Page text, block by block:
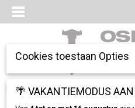
Inloggen Registreren
Cookies toestaan Opties
🌴 VAKANTIEMODUS